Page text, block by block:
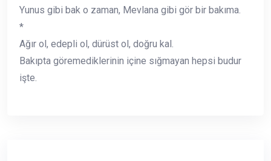
Yunus gibi bak o zaman, Mevlana gibi gör bir bakıma.
*
Ağır ol, edepli ol, dürüst ol, doğru kal.
Bakıpta göremediklerinin içine sığmayan hepsi budur
işte.